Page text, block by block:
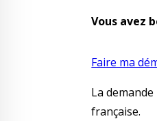
Vous avez
Faire ma
La
française.